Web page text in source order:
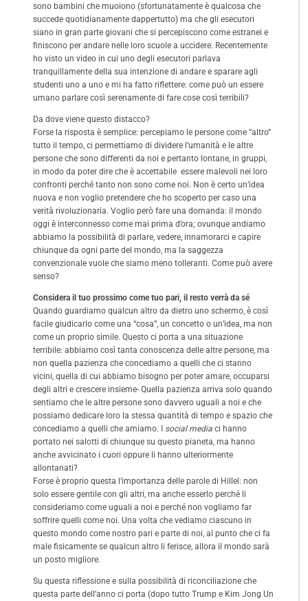
sono bambini che muoiono (sfortunatamente è qualcosa che
succede quotidianamente dappertutto) ma che gli esecutori
siano in gran parte giovani che si percepiscono come estranei e
finiscono per andare nelle loro scuole a uccidere. Recentemente
ho visto un video in cui uno degli esecutori parlava
tranquillamente della sua intenzione di andare e sparare agli
studenti uno a uno e mi ha fatto riflettere: come può un essere
umano parlare così serenamente di fare cose così terribili?
Da dove viene questo distacco?
Forse la risposta è semplice: percepiamo le persone come “altro”
tutto il tempo, ci permettiamo di dividere l’umanità e le altre
persone che sono differenti da noi e pertanto lontane, in gruppi,
in modo da poter dire che è accettabile essere malevoli nei loro
confronti perché tanto non sono come noi. Non è certo un’idea
nuova e non voglio pretendere che ho scoperto per caso una
verità rivoluzionaria. Voglio però fare una domanda: il mondo
oggi è interconnesso come mai prima d’ora; ovunque andiamo
abbiamo la possibilità di parlare, vedere, innamorarci e capire
chiunque da ogni parte del mondo, ma la saggezza
convenzionale vuole che siamo meno tolleranti. Come può avere
senso?
Considera il tuo prossimo come tuo pari, il resto verrà da sé
Quando guardiamo qualcun altro da dietro uno schermo, è così
facile giudicarlo come una “cosa”, un concetto o un’idea, ma non
come un proprio simile. Questo ci porta a una situazione
terribile: abbiamo così tanta conoscenza delle altre persone, ma
non quella pazienza che concediamo a quelli che ci stanno
vicini, quella di cui abbiamo bisogno per poter amare, occuparsi
degli altri e crescere insieme- Quella pazienza arriva solo quando
sentiamo che le altre persone sono davvero uguali a noi e che
possiamo dedicare loro la stessa quantità di tempo e spazio che
concediamo a quelli che amiamo. I social media ci hanno
portato nei salotti di chiunque su questo pianeta, ma hanno
anche avvicinato i cuori oppure li hanno ulteriormente
allontanati?
Forse è proprio questa l’importanza delle parole di Hillel: non
solo essere gentile con gli altri, ma anche esserlo perché li
consideriamo come uguali a noi e perché non vogliamo far
soffrire quelli come noi. Una volta che vediamo ciascuno in
questo mondo come nostro pari e parte di noi, al punto che ci fa
male fisicamente se qualcun altro li ferisce, allora il mondo sarà
un posto migliore.
Su questa riflessione e sulla possibilità di riconciliazione che
questa parte dell’anno ci porta (dopo tutto Trump e Kim Jong Un